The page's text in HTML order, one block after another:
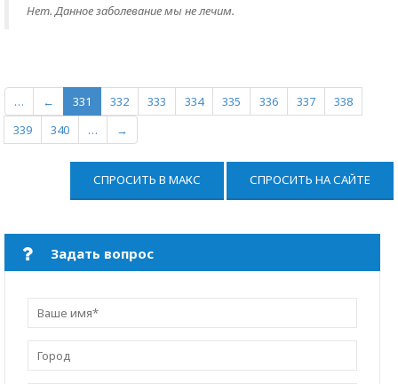
Нет. Данное заболевание мы не лечим.
… ← 331 332 333 334 335 336 337
338
339
340 … →
СПРОСИТЬ В МАКС СПРОСИТЬ НА САЙТЕ
Задать вопрос